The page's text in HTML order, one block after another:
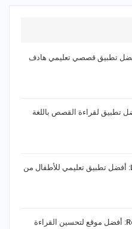
تطبيق قصصي تعليمي هادف
تطبيق لقراءة القصص باللغة
تحميل LogicLike: أفضل تطبيق تعليمي للأطفال من
موقع ReadTheory: أفضل موقع لتحسين القراءة